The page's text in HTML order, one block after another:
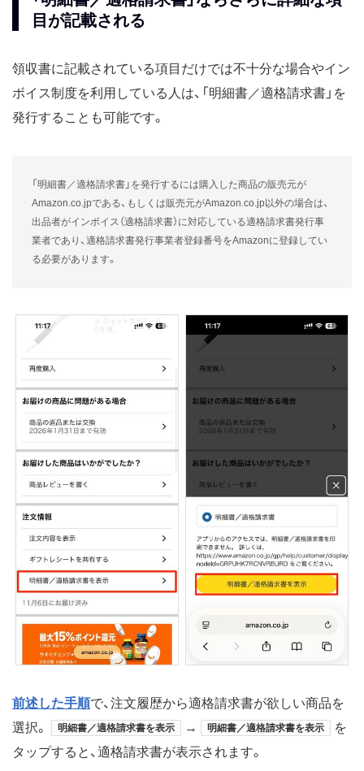
目が記載される
領収書に記載されている項目だけでは不十分な場合やイン
ボイス制度を利用している人は、「明細書／適格請求書」を
発行することも可能です。
「明細書／適格請求書」を発行するには購入した商品の販売元が
Amazon.co.jpである、もしくは販売元がAmazon.co.jp以外の場合は、
出品者がインボイス（適格請求書）に対応している適格請求書発行事
業者であり、適格請求書発行事業者登録番号をAmazonに登録してい
る必要があります。
前述した手順で、注文履歴から適格請求書が欲しい商品を
選択。
明細書／適格請求書を表示 → 明細書／適格請求書を表示
を
タップすると、適格請求書が表示されます。